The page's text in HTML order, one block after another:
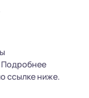
ссылке ниже.